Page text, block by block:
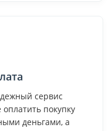
сервис
покупку
деньгами, а